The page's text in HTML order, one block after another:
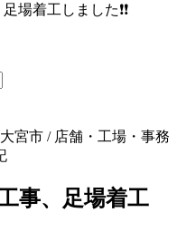
場着工しました❗❗
宮市 / 店舗・工場・事務
事、足場着工